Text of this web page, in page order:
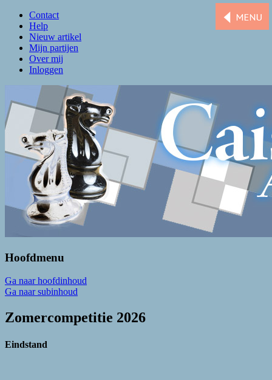
Contact
Help
Nieuw artikel
Mijn partijen
Over mij
Inloggen
Caissa Amsterdam
De levendigste schaakclub van Amsterdam
Hoofdmenu
Ga naar hoofdinhoud
Ga naar subinhoud
Zomercompetitie 2026
Eindstand